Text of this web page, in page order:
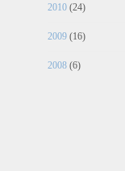
2010 (24)
2009 (16)
2008 (6)